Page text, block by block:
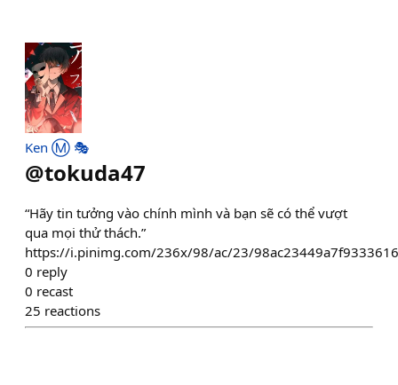
Ken Ⓜ️ 🎭
@tokuda47
“Hãy tin tưởng vào chính mình và bạn sẽ có thể vượt
qua mọi thử thách.”
https://i.pinimg.com/236x/98/ac/23/
0 reply
0 recast
25 reactions